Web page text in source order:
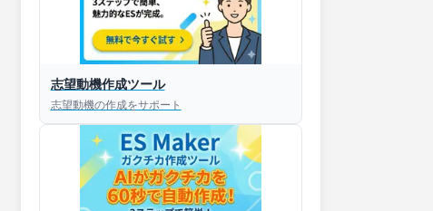
今すぐESを
添削してほしい！
志望動機作成ツール
志望動機の作成をサポート